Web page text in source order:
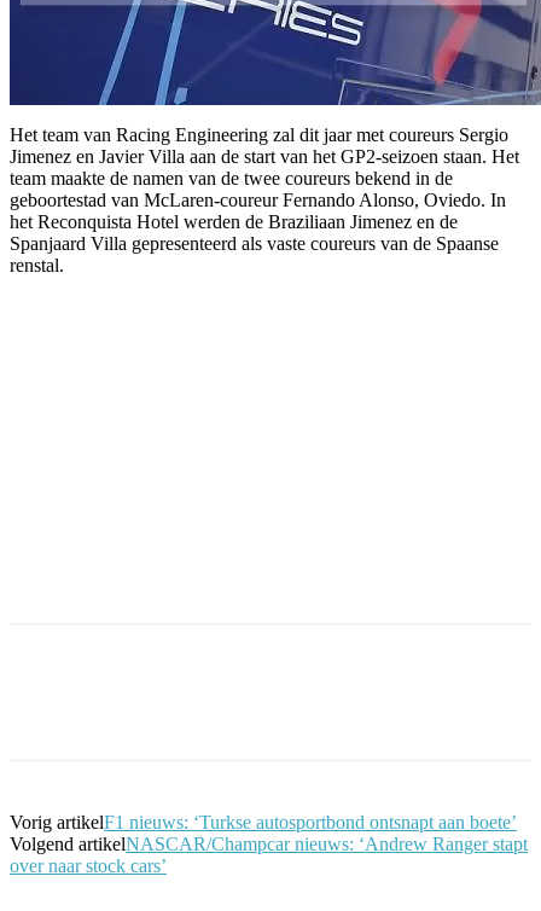
Het team van Racing Engineering zal dit jaar met coureurs Sergio
Jimenez en Javier Villa aan de start van het GP2-seizoen staan. Het
team maakte de namen van de twee coureurs bekend in de
geboortestad van McLaren-coureur Fernando Alonso, Oviedo. In
het Reconquista Hotel werden de Braziliaan Jimenez en de
Spanjaard Villa gepresenteerd als vaste coureurs van de Spaanse
renstal.
Vorig artikelF1 nieuws: ‘Turkse autosportbond ontsnapt aan boete’
Volgend artikelNASCAR/Champcar nieuws: ‘Andrew Ranger stapt
over naar stock cars’